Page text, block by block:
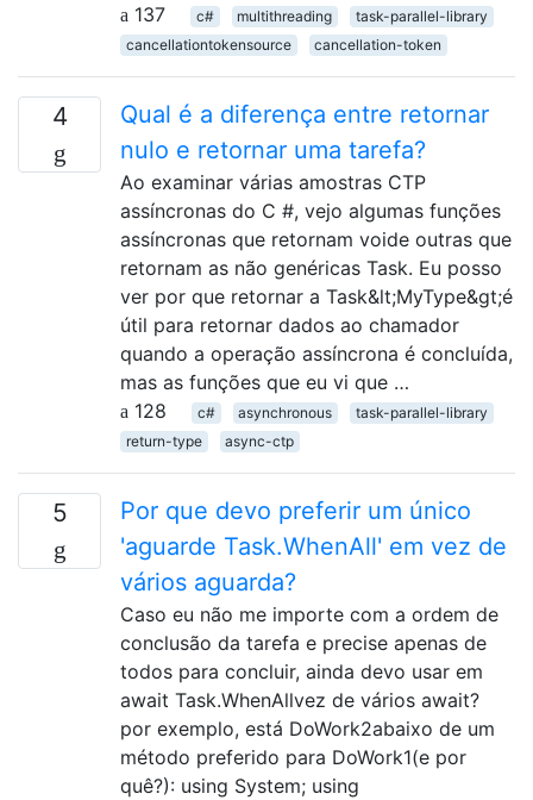
137
c# multithreading
task-parallel-library
cancellationtokensource
cancellation-token
4
Qual é a diferença entre retornar
nulo e retornar uma tarefa?
Ao examinar várias amostras CTP
assíncronas do C #, vejo algumas funções
assíncronas que retornam voide outras que
retornam as não genéricas Task. Eu posso
ver por que retornar a Task&lt;MyType&gt;é
útil para retornar dados ao chamador
quando a operação assíncrona é concluída,
mas as funções que eu vi que …
128
c# asynchronous
task-parallel-library
return-type
async-ctp
5
Por que devo preferir um único
'aguarde Task.WhenAll' em vez de
vários aguarda?
Caso eu não me importe com a ordem de
conclusão da tarefa e precise apenas de
todos para concluir, ainda devo usar em
await Task.WhenAllvez de vários await?
por exemplo, está DoWork2abaixo de um
método preferido para DoWork1(e por
quê?): using System; using